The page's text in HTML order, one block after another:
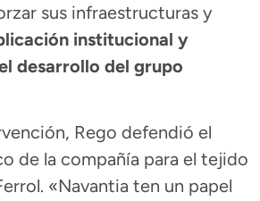
sus infraestructuras y
institucional y
desarrollo del grupo
Rego defendió el
de la compañía para el tejido
«Navantia ten un papel